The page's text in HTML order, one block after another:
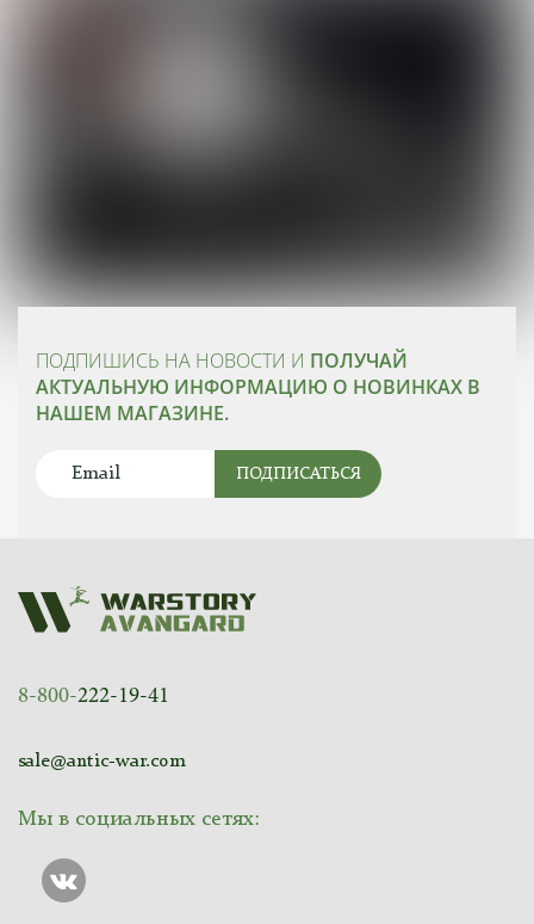
ПОДПИШИСЬ НА НОВОСТИ И ПОЛУЧАЙ
АКТУАЛЬНУЮ ИНФОРМАЦИЮ О НОВИНКАХ В
НАШЕМ МАГАЗИНЕ.
ПОДПИСАТЬСЯ
8-800-222-19-41
sale@antic-war.com
Мы в социальных сетях: